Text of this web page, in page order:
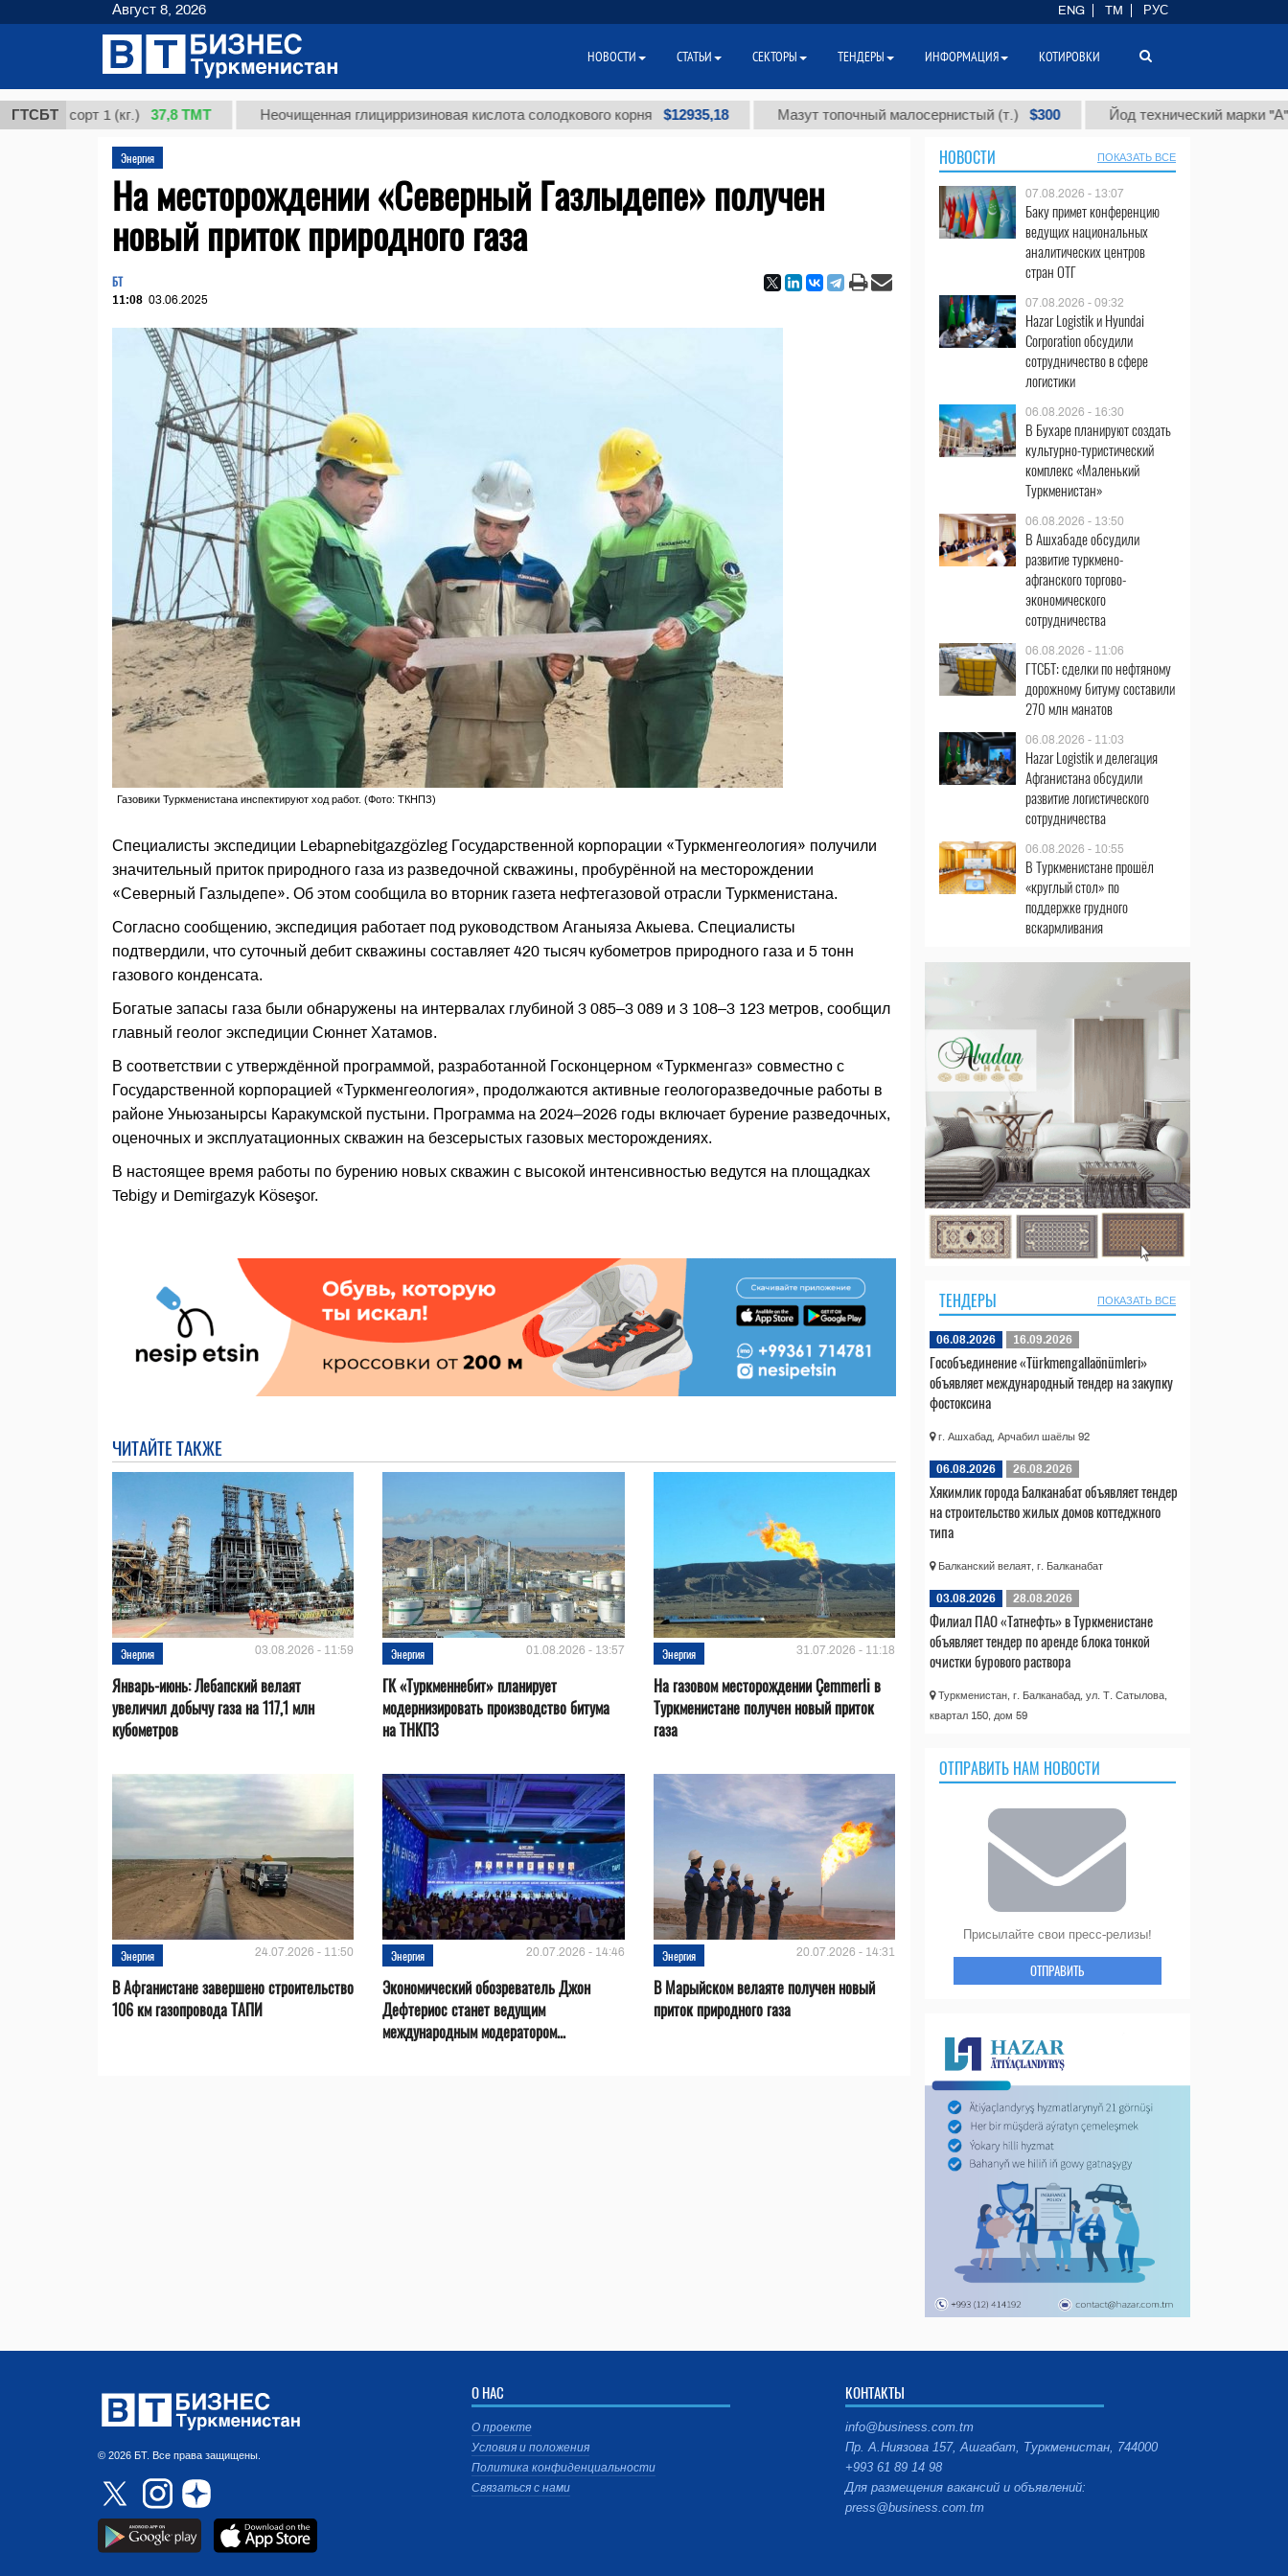
ГТСБТ
сорт 1 (кг.) 37,8 ТМТ Неочищенная глицирризиновая кислота солодкового корня $12935,18 Мазут топочный малосернистый (т.) $300 Йод технический марки "А" (т.)
Энергия
На месторождении «Северный Газлыдепе» получен
новый приток природного газа
БТ
11:08 03.06.2025
Газовики Туркменистана инспектируют ход работ. (Фото: ТКНПЗ)
Специалисты экспедиции Lebapnebitgazgözleg Государственной корпорации «Туркменгеология» получили
значительный приток природного газа из разведочной скважины, пробурённой на месторождении
«Северный Газлыдепе». Об этом сообщила во вторник газета нефтегазовой отрасли Туркменистана.
Согласно сообщению, экспедиция работает под руководством Аганыяза Акыева. Специалисты
подтвердили, что суточный дебит скважины составляет 420 тысяч кубометров природного газа и 5 тонн
газового конденсата.
Богатые запасы газа были обнаружены на интервалах глубиной 3 085–3 089 и 3 108–3 123 метров, сообщил
главный геолог экспедиции Сюннет Хатамов.
В соответствии с утверждённой программой, разработанной Госконцерном «Туркменгаз» совместно с
Государственной корпорацией «Туркменгеология», продолжаются активные геологоразведочные работы в
районе Уньюзанырсы Каракумской пустыни. Программа на 2024–2026 годы включает бурение разведочных,
оценочных и эксплуатационных скважин на безсерыстых газовых месторождениях.
В настоящее время работы по бурению новых скважин с высокой интенсивностью ведутся на площадках
Tebigy и Demirgazyk Köseşor.
ЧИТАЙТЕ ТАКЖЕ
Энергия 03.08.2026 - 11:59
Январь-июнь: Лебапский велаят
увеличил добычу газа на 117,1 млн
кубометров
Энергия 01.08.2026 - 13:57
ГК «Туркменнебит» планирует
модернизировать производство битума
на ТНКПЗ
Энергия 31.07.2026 - 11:18
На газовом месторождении Çemmerli в
Туркменистане получен новый приток
газа
Энергия 24.07.2026 - 11:50
В Афганистане завершено строительство
106 км газопровода ТАПИ
Энергия 20.07.2026 - 14:46
Экономический обозреватель Джон
Дефтериос станет ведущим
международным модератором...
Энергия 20.07.2026 - 14:31
В Марыйском велаяте получен новый
приток природного газа
НОВОСТИ ПОКАЗАТЬ ВСЕ
07.08.2026 - 13:07
Баку примет конференцию
ведущих национальных
аналитических центров
стран ОТГ
07.08.2026 - 09:32
Hazar Logistik и Hyundai
Corporation обсудили
сотрудничество в сфере
логистики
06.08.2026 - 16:30
В Бухаре планируют создать
культурно-туристический
комплекс «Маленький
Туркменистан»
06.08.2026 - 13:50
В Ашхабаде обсудили
развитие туркмено-
афганского торгово-
экономического
сотрудничества
06.08.2026 - 11:06
ГТСБТ: сделки по нефтяному
дорожному битуму составили
270 млн манатов
06.08.2026 - 11:03
Hazar Logistik и делегация
Афганистана обсудили
развитие логистического
сотрудничества
06.08.2026 - 10:55
В Туркменистане прошёл
«круглый стол» по
поддержке грудного
вскармливания
ТЕНДЕРЫ ПОКАЗАТЬ ВСЕ
06.08.2026 16.09.2026
Гособъединение «Türkmengallaönümleri»
объявляет международный тендер на закупку
фостоксина
г. Ашхабад, Арчабил шаёлы 92
06.08.2026 26.08.2026
Хякимлик города Балканабат объявляет тендер
на строительство жилых домов коттеджного
типа
Балканский велаят, г. Балканабат
03.08.2026 28.08.2026
Филиал ПАО «Татнефть» в Туркменистане
объявляет тендер по аренде блока тонкой
очистки бурового раствора
Туркменистан, г. Балканабад, ул. Т. Сатылова,
квартал 150, дом 59
ОТПРАВИТЬ НАМ НОВОСТИ
Присылайте свои пресс-релизы!
ОТПРАВИТЬ
© 2026 БТ. Все права защищены.
О НАС
О проекте
Условия и положения
Политика конфиденциальности
Связаться с нами
КОНТАКТЫ
info@business.com.tm
Пр. А.Ниязова 157, Ашгабат, Туркменистан, 744000
+993 61 89 14 98
Для размещения вакансий и объявлений:
press@business.com.tm
Август 8, 2026 ENG TM РУС
НОВОСТИ СТАТЬИ СЕКТОРЫ ТЕНДЕРЫ ИНФОРМАЦИЯ КОТИРОВКИ